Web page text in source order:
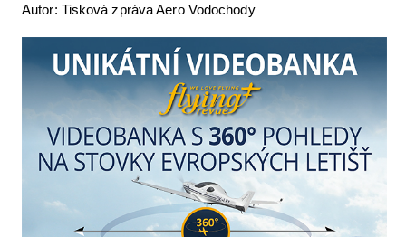
Autor: Tisková zpráva Aero Vodochody